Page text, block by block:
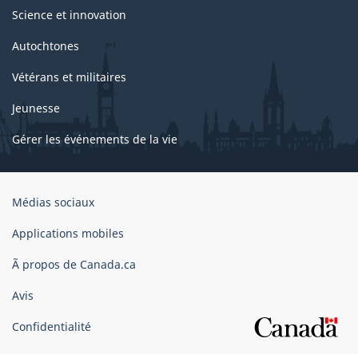
Science et innovation
Autochtones
Vétérans et militaires
Jeunesse
Gérer les événements de la vie
Organisation
gouvernement
Canada
Médias sociaux
Applications mobiles
Ã propos de Canada.ca
Avis
Confidentialité